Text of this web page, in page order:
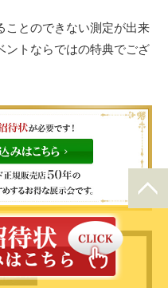
ことのできない測定が出来
ントならではの特典でござ